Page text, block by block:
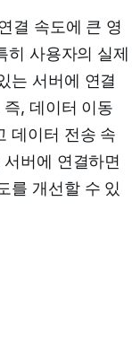
결 속도에 큰 영
히 사용자의 실제
는 서버에 연결
, 데이터 이동
데이터 전송 속
버에 연결하면
를 개선할 수 있